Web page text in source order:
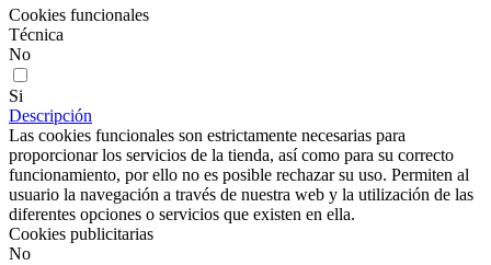
Cookies funcionales
Técnica
No
Si
Descripción
Las cookies funcionales son estrictamente necesarias para
proporcionar los servicios de la tienda, así como para su correcto
funcionamiento, por ello no es posible rechazar su uso. Permiten al
usuario la navegación a través de nuestra web y la utilización de las
diferentes opciones o servicios que existen en ella.
Cookies publicitarias
No